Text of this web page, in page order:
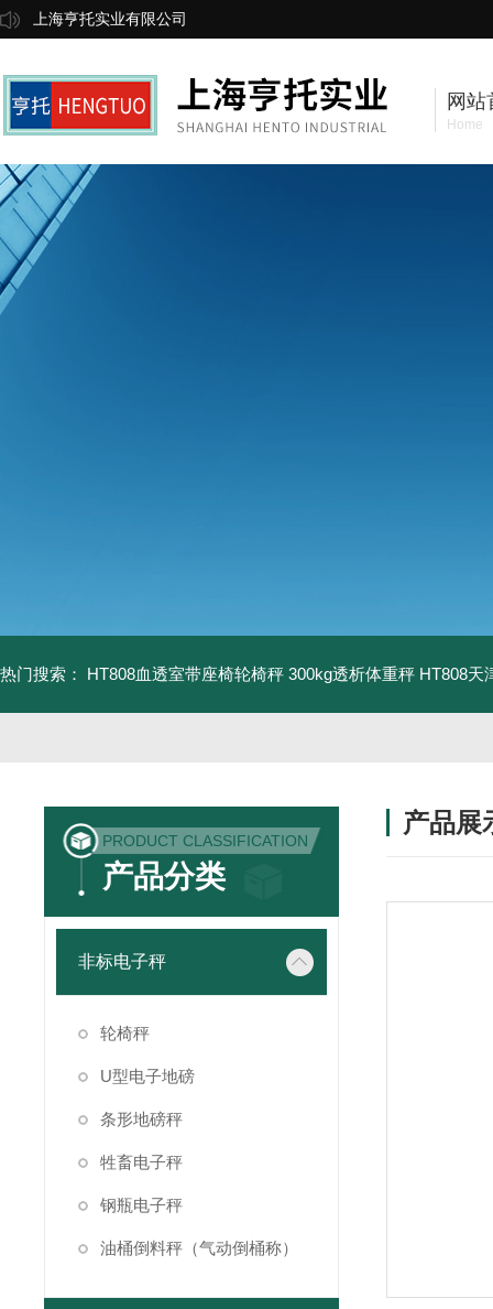
上海亨托实业有限公司
网站
Home
热门搜索： HT808血透室带座椅轮椅秤 300kg透析体重秤 HT808天
PRODUCT CLASSIFICATION
产品分类
非标电子秤
轮椅秤
U型电子地磅
条形地磅秤
牲畜电子秤
钢瓶电子秤
油桶倒料秤（气动倒桶称）
产品展